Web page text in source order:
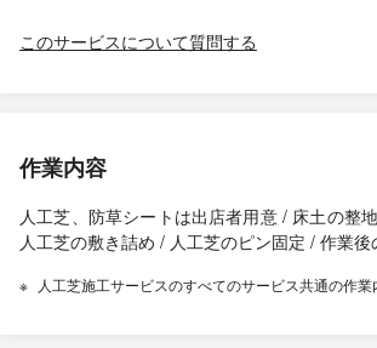
このサービスについて質問する
作業内容
人工芝、防草シートは出店者用意 / 床土の整
人工芝の敷き詰め / 人工芝のピン固定 / 作業
人工芝施工サービスのすべてのサービス共通の作業